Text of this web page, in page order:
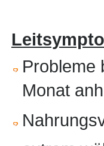
Probleme
Monat